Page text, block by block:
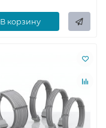
В корзину